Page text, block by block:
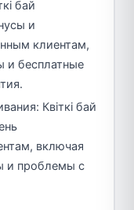
бай
и
клиентам,
и бесплатные
Квіткі бай
включая
и проблемы с